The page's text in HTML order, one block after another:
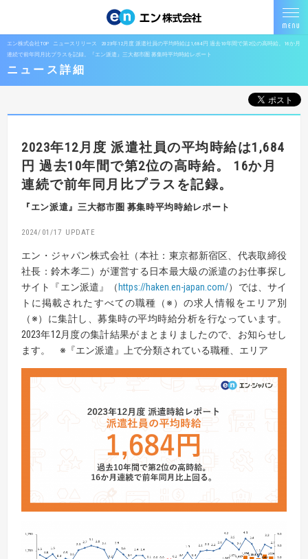
エン株式会社TOP ニュースリリース
2023年12月度 派遣社員の平均時給は1,684円 過去10年間で第2位の高時給。16か月
連続で前年同月比プラスを記録。『エン派遣』三大都市圏 募集時平均時給レポート
ニュース詳細
2023年12月度 派遣社員の平均時給は1,684
円過去10年間で第2位の高時給。 16か月
連続で前年同月比プラスを記録。
『エン派遣』三大都市圏 募集時平均時給レポート
2024/01/17
エン・ジャパン株式会社（本社：東京都新宿区、代表取締役
社長：鈴木孝二）が運営する日本最大級の派遣のお仕事探し
サイト『エン派遣』（https://haken.en-japan.com/）では、サイ
トに掲載されたすべての職種（※）の求人情報をエリア別
（※）に集計し、募集時の平均時給分析を行なっています。
2023年12月度の集計結果がまとまりましたので、お知らせし
ます。 ※『エン派遣』上で分類されている職種、エリア